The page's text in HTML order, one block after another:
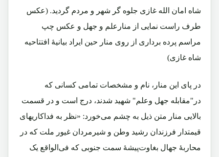
شاه امان الله غازی جلوه گر شهر و مردم گردید. (عکس
طرف راست نمایی از منارعلم و جهل و عکس چپ
مراسم پرده برداری از روی منار حین ایراد بیانیۀ افتتاحیه
شاه غازی)
در پای این منار، نام و مشخصات تمامی کسانی که
در"مقابله جهل وعلم" شهید شدند، درج است و در قسمت
بالایی منار متن ذیل به چشم می‌خورد: «نظر به فداکاریهای
قیمتدار فرزندان رشید وطن و شیرمردان غیور ملت که در
محاربۀ جهال بغاوت‌پیشۀ سمت جنوبی که فی‌الواقع یک